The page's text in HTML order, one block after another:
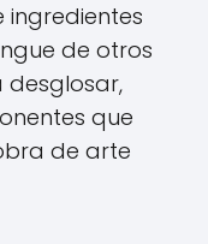
ingredientes
de otros
desglosar,
que
de arte